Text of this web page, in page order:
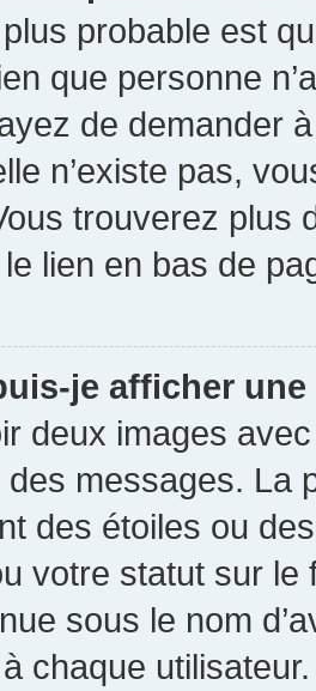
probable est
que personne
de demander
n’existe pas,
trouverez plus
lien en bas de
je afficher
deux images
des messages. La
des étoiles ou
votre statut sur
sous le nom
chaque utilisateur.